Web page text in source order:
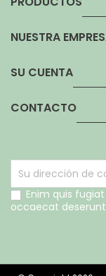
NUESTRA
SU CUENTA
CONTACTO
Enim quis
occaecat